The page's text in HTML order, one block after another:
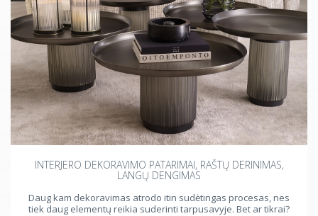
INTERJERO DEKORAVIMO PATARIMAI, RAŠTŲ DERINIMAS,
LANGŲ DENGIMAS
Daug kam dekoravimas atrodo itin sudėtingas procesas, nes
tiek daug elementų reikia suderinti tarpusavyje. Bet ar tikrai?